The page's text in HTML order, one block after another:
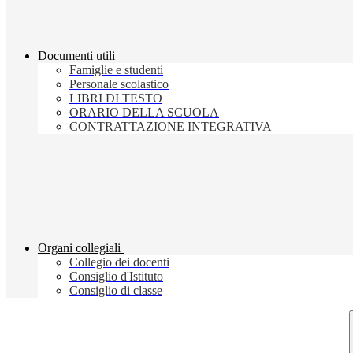
Documenti utili
Famiglie e studenti
Personale scolastico
LIBRI DI TESTO
ORARIO DELLA SCUOLA
CONTRATTAZIONE INTEGRATIVA
Organi collegiali
Collegio dei docenti
Consiglio d'Istituto
Consiglio di classe